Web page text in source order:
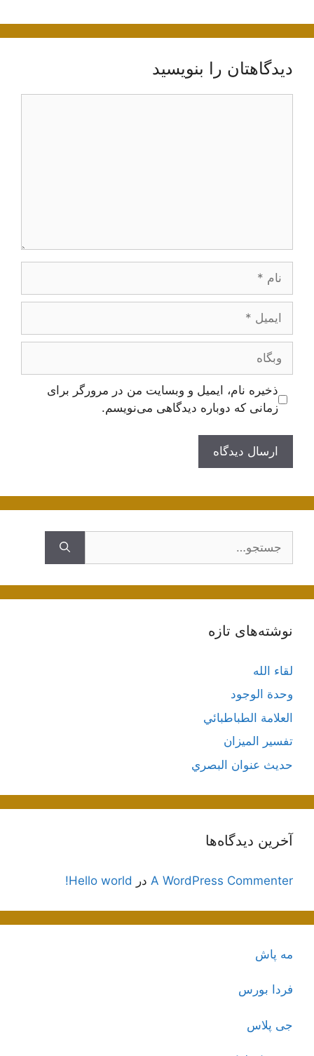
دیدگاهتان را بنویسید
ایمیل
وبگاه
ذخیره نام، ایمیل و وبسایت من در مرورگر برای
زمانی که دوباره دیدگاهی می‌نویسم.
نوشته‌های تازه
لقاء الله
وحدة الوجود
العلامة الطباطبائي
تفسير الميزان
حديث عنوان البصري
آخرین دیدگاه‌ها
A WordPress Commenter در Hello world!
مه پاش
فردا بورس
جی پلاس